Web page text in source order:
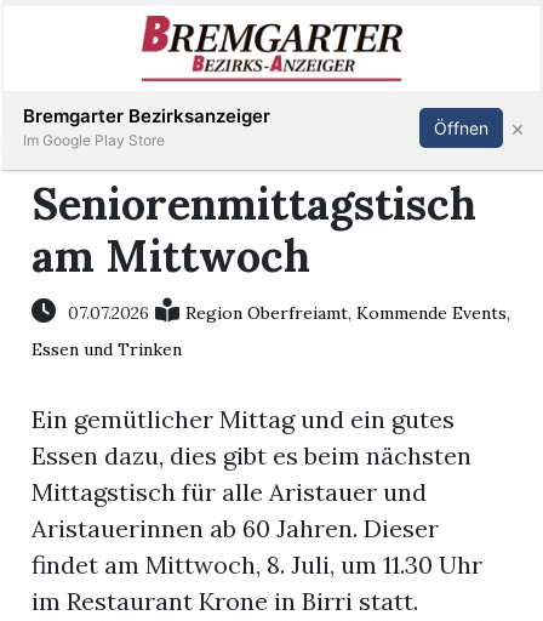
Immobilien
Veranstaltungen
E-
Newsletter
App
Inserieren Abonnieren Anmelden
Seniorenmittagstisch
am Mittwoch
07.07.2026 Region Oberfreiamt,Kommende Events,
Essen und Trinken
Ein gemütlicher Mittag und ein gutes
Essen dazu, dies gibt es beim nächsten
Mittagstisch für alle Aristauer und
Aristauerinnen ab 60 Jahren. Dieser
findet am Mittwoch, 8. Juli, um 11.30 Uhr
im Restaurant Krone in Birri statt.
Bremgarter Bezirksanzeiger
Im Google Play Store
Öffnen ×